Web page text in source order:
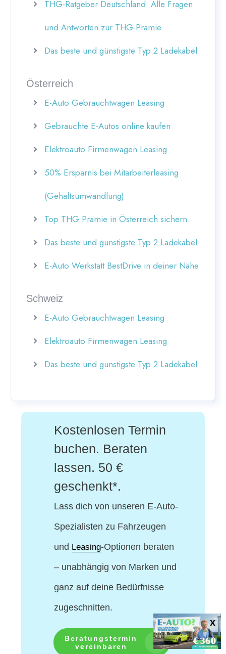
THG-Ratgeber Deutschland: Alle Fragen
und Antworten zur THG-Prämie
Das beste und günstigste Typ 2 Ladekabel
Österreich
E-Auto Gebrauchtwagen Leasing
Gebrauchte E-Autos online kaufen
Elektroauto Firmenwagen Leasing
50% Ersparnis bei Mitarbeiterleasing
(Gehaltsumwandlung)
Top THG Prämie in Österreich sichern
Das beste und günstigste Typ 2 Ladekabel
E-Auto Werkstatt BestDrive in deiner Nähe
Schweiz
E-Auto Gebrauchtwagen Leasing
Elektroauto Firmenwagen Leasing
Das beste und günstigste Typ 2 Ladekabel
Kostenlosen Termin
buchen. Beraten
lassen. 50 €
geschenkt*.
Lass dich von unseren E-Auto-
Spezialisten zu Fahrzeugen
und Leasing-Optionen beraten
– unabhängig von Marken und
ganz auf deine Bedürfnisse
zugeschnitten.
Beratungstermin
vereinbaren